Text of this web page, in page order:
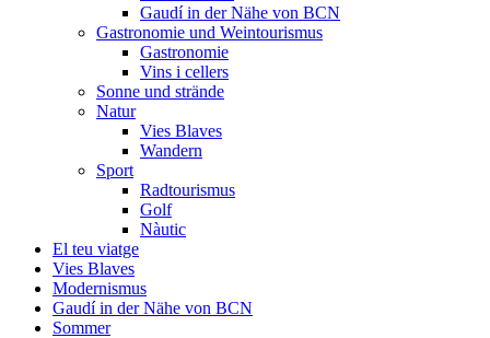
Gaudí in der Nähe von BCN
Gastronomie und Weintourismus
Gastronomie
Vins i cellers
Sonne und strände
Natur
Vies Blaves
Wandern
Sport
Radtourismus
Golf
Nàutic
El teu viatge
Vies Blaves
Modernismus
Gaudí in der Nähe von BCN
Sommer